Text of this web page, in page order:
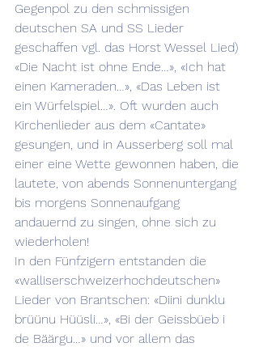
Gegenpol zu den schmissigen
deutschen SA und SS Lieder
geschaffen vgl. das Horst Wessel Lied)
«Die Nacht ist ohne Ende…», «Ich hat
einen Kameraden…», «Das Leben ist
ein Würfelspiel…». Oft wurden auch
Kirchenlieder aus dem «Cantate»
gesungen, und in Ausserberg soll mal
einer eine Wette gewonnen haben, die
lautete, von abends Sonnenuntergang
bis morgens Sonnenaufgang
andauernd zu singen, ohne sich zu
wiederholen!
In den Fünfzigern entstanden die
«walliserschweizerhochdeutschen»
Lieder von Brantschen: «Diini dunklu
brüünu Hüüsli…», «Bi der Geissbüeb i
de Bäärgu…» und vor allem das